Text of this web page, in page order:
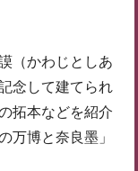
（かわじとしあ
念して建てられ
拓本などを紹介
万博と奈良墨」